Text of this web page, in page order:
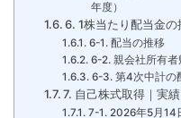
年度）
6. 1株当たり配当金
6-1. 配当の推移
6-2. 親会社所有
6-3. 第4次中計の
7. 自己株式取得｜実
7-1. 2026年5月14